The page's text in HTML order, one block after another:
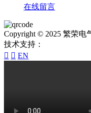
在线留言
Copyright © 2025 繁荣电
技术支持：
  EN